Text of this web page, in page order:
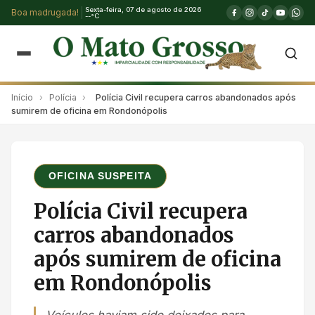
Boa madrugada!
Sexta-feira, 07 de agosto de 2026
--°C
Início › Polícia ›
Polícia Civil recupera carros abandonados após
sumirem de oficina em Rondonópolis
OFICINA SUSPEITA
Polícia Civil recupera
carros abandonados
após sumirem de oficina
em Rondonópolis